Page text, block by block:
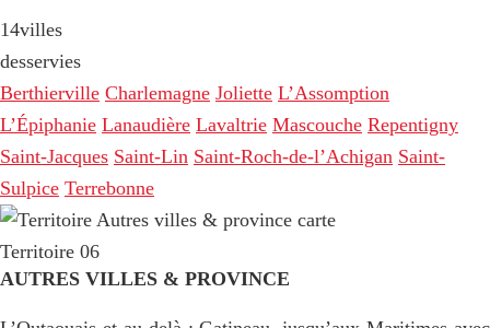
14villes
desservies
Berthierville Charlemagne Joliette L’Assomption
L’Épiphanie Lanaudière Lavaltrie Mascouche Repentigny
Saint-Jacques Saint-Lin Saint-Roch-de-l’Achigan Saint-
Sulpice Terrebonne
Territoire 06
AUTRES VILLES & PROVINCE